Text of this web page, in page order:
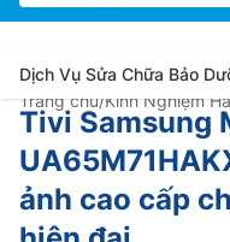
Dịch Vụ Sửa Chữa Bảo
Trang chủ/Kinh Nghiệm
Tivi Samsung
ảnh cao cấp